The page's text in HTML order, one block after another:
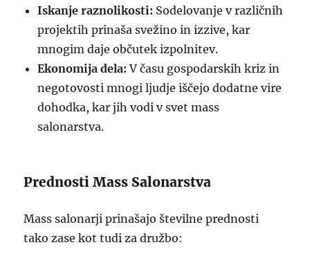
Iskanje raznolikosti: Sodelovanje v različnih
projektih prinaša svežino in izzive, kar
mnogim daje občutek izpolnitev.
Ekonomija dela: V času gospodarskih kriz in
negotovosti mnogi ljudje iščejo dodatne vire
dohodka, kar jih vodi v svet mass
salonarstva.
Prednosti Mass Salonarstva
Mass salonarji prinašajo številne prednosti
tako zase kot tudi za družbo: